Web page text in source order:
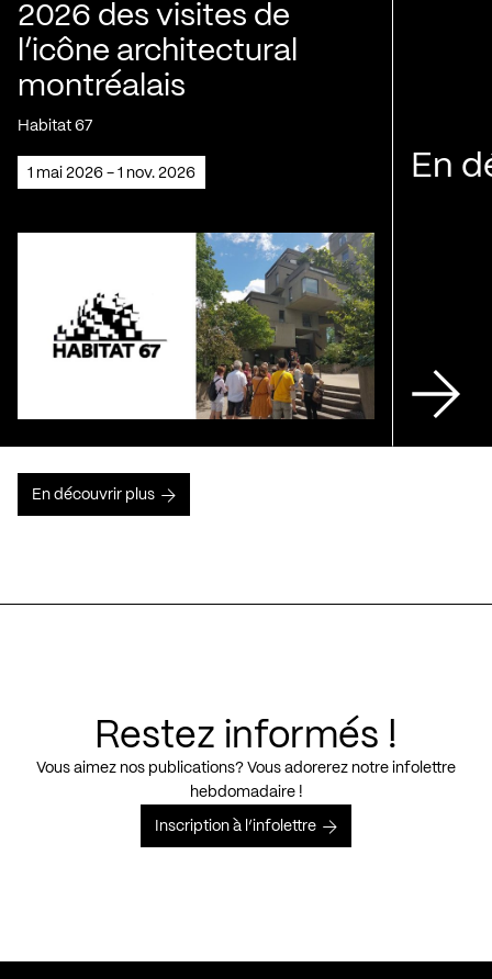
2026 des visites de
l’icône architectural
montréalais
Habitat 67
1 mai 2026 - 1 nov. 2026 En
En découvrir plus
Restez informés !
Vous aimez nos publications? Vous adorerez notre infolettre
hebdomadaire !
Inscription à l’infolettre